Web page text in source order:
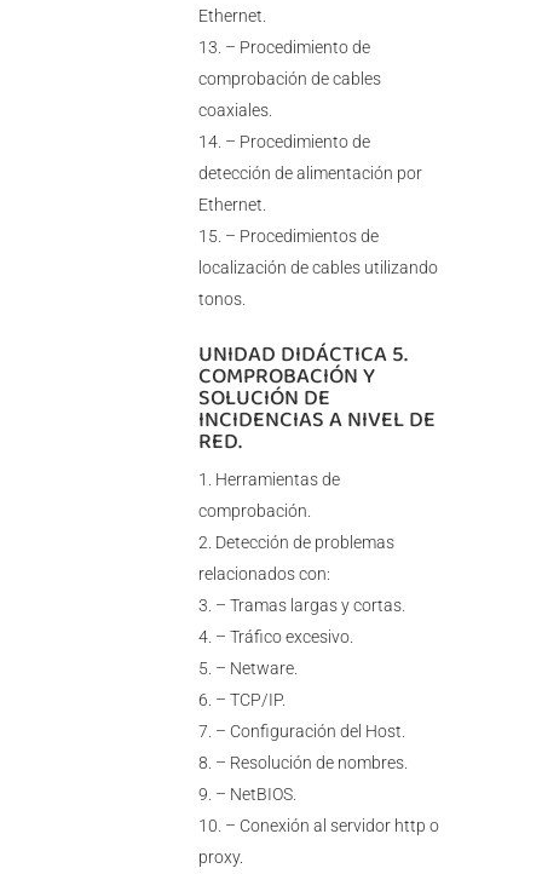
Ethernet.
– Procedimiento de
comprobación de cables
coaxiales.
– Procedimiento de
detección de alimentación por
Ethernet.
– Procedimientos de
localización de cables utilizando
tonos.
UNIDAD DIDÁCTICA 5.
COMPROBACIÓN Y
SOLUCIÓN DE
INCIDENCIAS A NIVEL DE
RED.
Herramientas de
comprobación.
Detección de problemas
relacionados con:
– Tramas largas y cortas.
– Tráfico excesivo.
– Netware.
– TCP/IP.
– Configuración del Host.
– Resolución de nombres.
– NetBIOS.
– Conexión al servidor http o
proxy.